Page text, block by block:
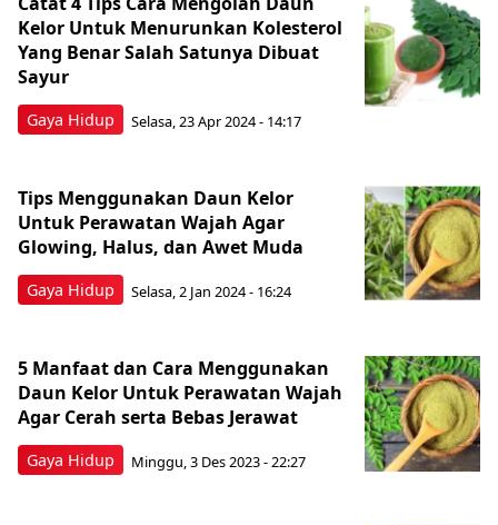
Gaya Hidup
Kelor Untuk Menurunkan Kolesterol
Yang Benar Salah Satunya Dibuat
Sayur
Selasa, 23 Apr 2024 - 14:17
Gaya Hidup
Tips Menggunakan Daun Kelor
Untuk Perawatan Wajah Agar
Glowing, Halus, dan Awet Muda
Selasa, 2 Jan 2024 - 16:24
Gaya Hidup
5 Manfaat dan Cara Menggunakan
Daun Kelor Untuk Perawatan Wajah
Agar Cerah serta Bebas Jerawat
Minggu, 3 Des 2023 - 22:27